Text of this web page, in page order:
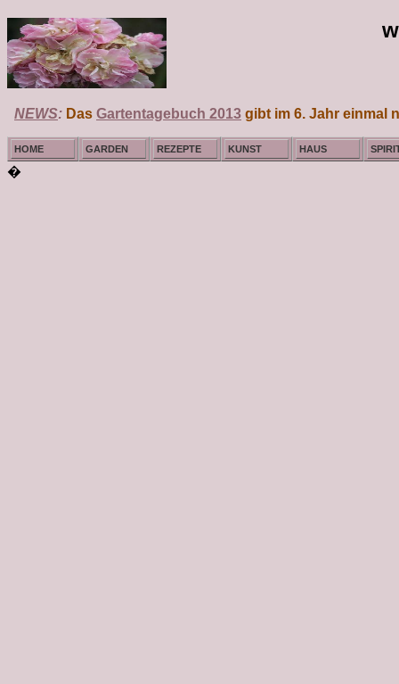
NEWS: Das Gartentagebuch 2013 gibt im 6. Jahr einmal
HOME GARDEN REZEPTE KUNST HAUS
�